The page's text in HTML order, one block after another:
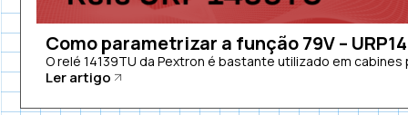
Como parametrizar a função 79V –
O relé 14139TU da Pextron é bastante utilizado em cabines
Ler artigo